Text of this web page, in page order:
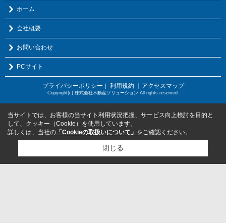
ホーム
会社概要
お問い合わせ
PCサイト
プライバシーポリシー 利用規約 ｜アクセスマップ
Copyright(c) 株式会社不動産ソリューション All rights reserved.
当サイトでは、お客様の当サイト利用状況把握、サービス向上検討を目的と
して、クッキー（Cookie）を使用しています。
詳しくは、当社の 「Cookieの取扱いについて」 をご確認ください。
閉じる